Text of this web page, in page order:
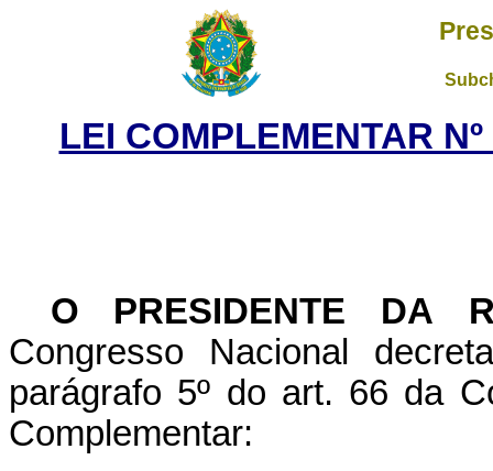
LEI COMPLEMENTAR
O PRESIDENTE DA
Congresso Nacional
parágrafo 5º do art. 66 da
Complementar: